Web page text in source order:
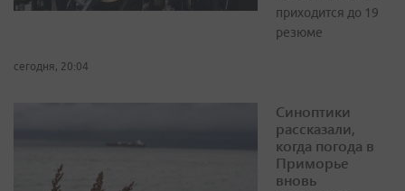
приходится до 19
резюме
сегодня, 20:04
Синоптики
рассказали,
когда погода в
Приморье
вновь